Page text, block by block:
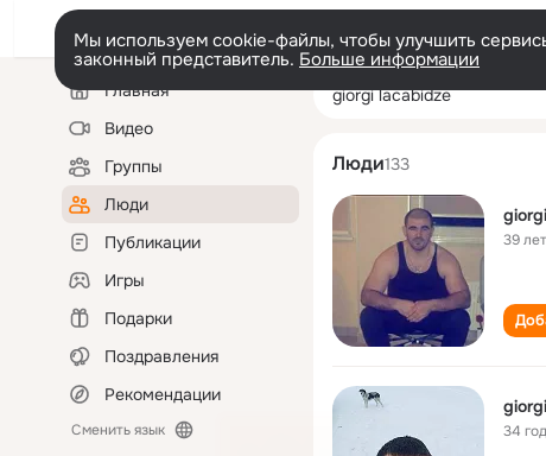
Мы используем cookie-файлы, чтобы улучшить
законный представитель. Больше информации
Левая
колонкаГлавная
Видео
Группы
Люди
Публикации
Игры
Подарки
Поздравления
Рекомендации
Сменить язык
giorgi lacabidze
Люди133
39 лет
34